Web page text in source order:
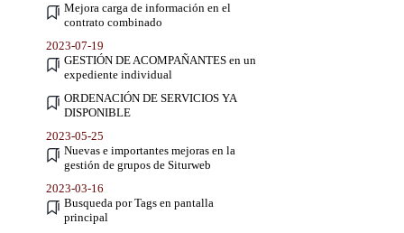
Mejora carga de información en el
contrato combinado
2023-07-19
GESTIÓN DE ACOMPAÑANTES en un
expediente individual
ORDENACIÓN DE SERVICIOS YA
DISPONIBLE
2023-05-25
Nuevas e importantes mejoras en la
gestión de grupos de Siturweb
2023-03-16
Busqueda por Tags en pantalla
principal